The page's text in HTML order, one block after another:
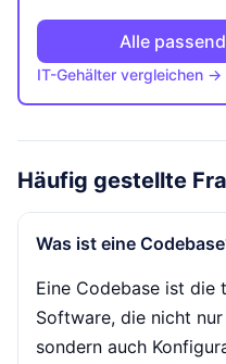
Alle
IT-Gehälter vergleichen →
Häufig gestellte
Was ist eine
Eine Codebase ist die
Software, die nicht
sondern auch